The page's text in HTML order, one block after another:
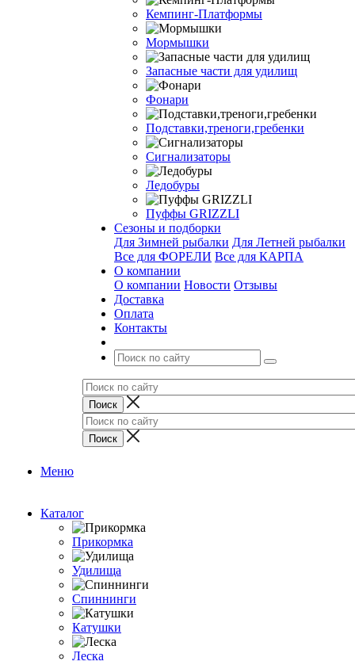
Кемпинг-Платформы
Мормышки
Запасные части для удилищ
Фонари
Подставки,треноги,гребенки
Сигнализаторы
Ледобуры
Пуффы GRIZZLI
Сезоны и подборки
Для Зимней рыбалки Для Летней рыбалки
Все для ФОРЕЛИ Все для КАРПА
О компании
О компании Новости Отзывы
Доставка
Оплата
Контакты
Меню
Каталог
Прикормка
Удилища
Спиннинги
Катушки
Леска